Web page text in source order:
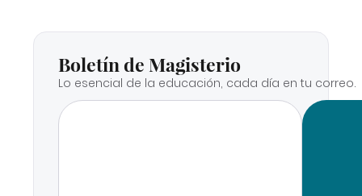
Boletín de Magisterio
Lo esencial de la educación, cada día en tu correo.